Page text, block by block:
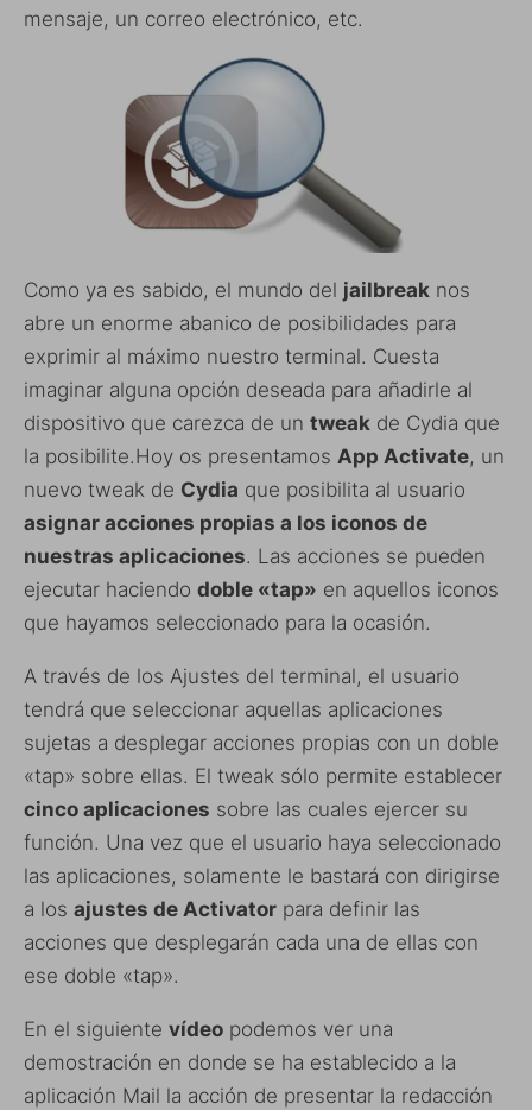
mensaje, un correo electrónico, etc.
Como ya es sabido, el mundo del jailbreak nos
abre un enorme abanico de posibilidades para
exprimir al máximo nuestro terminal. Cuesta
imaginar alguna opción deseada para añadirle al
dispositivo que carezca de un tweak de Cydia que
la posibilite.Hoy os presentamos App Activate, un
nuevo tweak de Cydia que posibilita al usuario
asignar acciones propias a los iconos de
nuestras aplicaciones. Las acciones se pueden
ejecutar haciendo doble «tap» en aquellos iconos
que hayamos seleccionado para la ocasión.
A través de los Ajustes del terminal, el usuario
tendrá que seleccionar aquellas aplicaciones
sujetas a desplegar acciones propias con un doble
«tap» sobre ellas. El tweak sólo permite establecer
cinco aplicaciones sobre las cuales ejercer su
función. Una vez que el usuario haya seleccionado
las aplicaciones, solamente le bastará con dirigirse
a los ajustes de Activator para definir las
acciones que desplegarán cada una de ellas con
ese doble «tap».
En el siguiente vídeo podemos ver una
demostración en donde se ha establecido a la
aplicación Mail la acción de presentar la redacción